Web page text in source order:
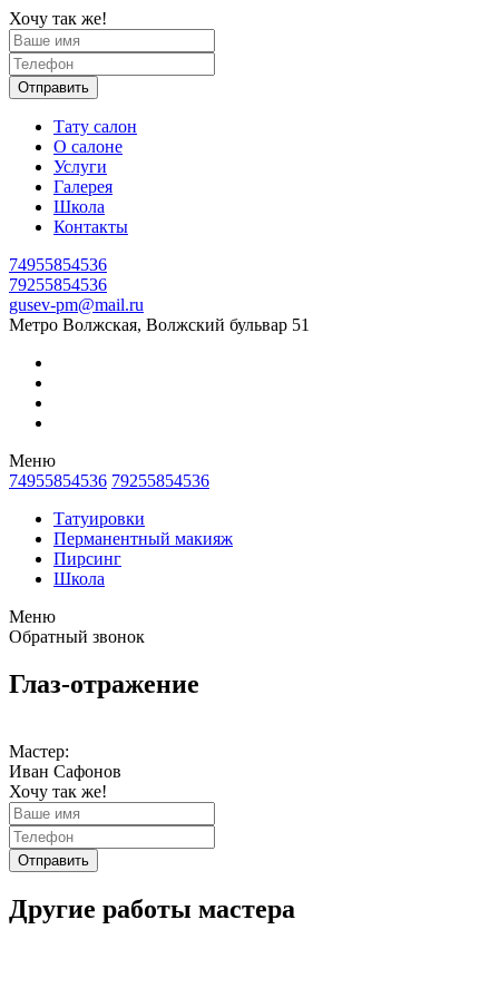
Хочу так же!
Отправить
Тату салон
О салоне
Услуги
Галерея
Школа
Контакты
74955854536
79255854536
gusev-pm@mail.ru
Метро Волжская, Волжский бульвар 51
Меню
74955854536 79255854536
Татуировки
Перманентный макияж
Пирсинг
Школа
Меню
Обратный звонок
Глаз-отражение
Мастер:
Иван Сафонов
Хочу так же!
Отправить
Другие работы мастера